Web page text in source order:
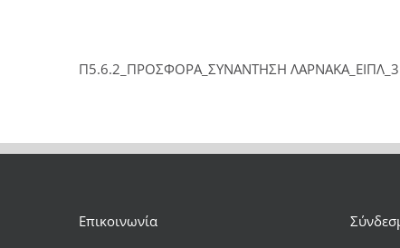
Π5.6.2_ΠΡΟΣΦΟΡΑ_ΣΥΝΑΝΤΗΣΗ ΛΑΡΝΑΚΑ_ΕΙΠΛ_3
Επικοινωνία